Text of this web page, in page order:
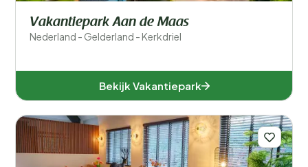
Vakantiepark Aan de Maas
Nederland - Gelderland - Kerkdriel
Bekijk Vakantiepark